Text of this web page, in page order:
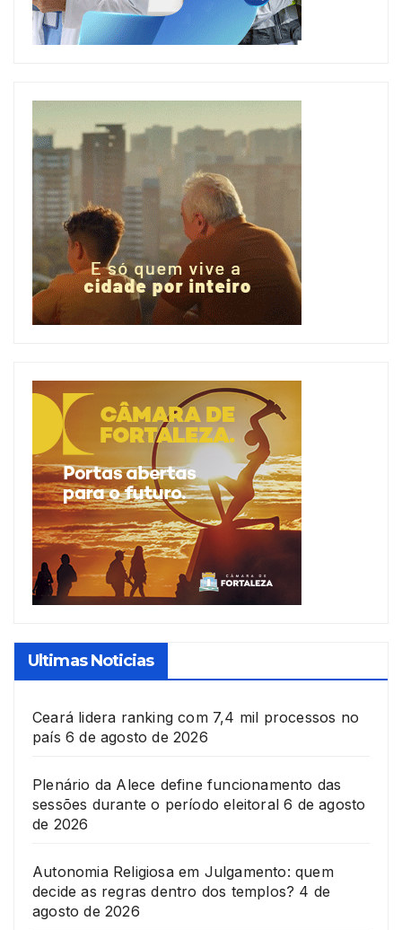
Ultimas Noticias
Ceará lidera ranking com 7,4 mil processos no
país 6 de agosto de 2026
Plenário da Alece define funcionamento das
sessões durante o período eleitoral 6 de agosto
de 2026
Autonomia Religiosa em Julgamento: quem
decide as regras dentro dos templos? 4 de
agosto de 2026